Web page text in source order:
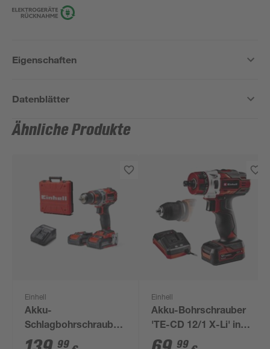
Eigenschaften
Datenblätter
Ähnliche Produkte
Einhell
Akku-
Schlagbohrschrauber
'TP-CD 18/50 Li-i BL'
99
Einhell
Akku-Bohrschrauber
'TE-CD 12/1 X-Li' inkl.
Akku und Ladegerät
99